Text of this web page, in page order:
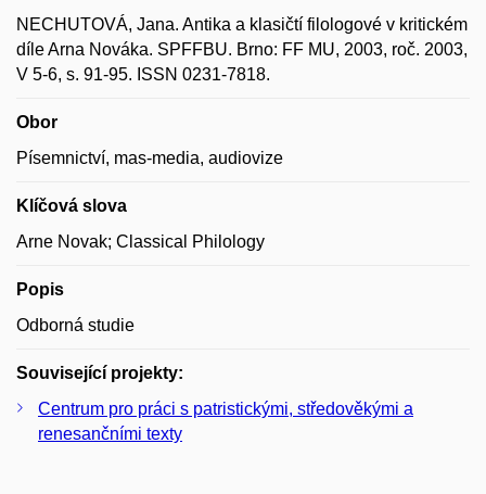
NECHUTOVÁ, Jana. Antika a klasičtí filologové v kritickém
díle Arna Nováka. SPFFBU. Brno: FF MU, 2003, roč. 2003,
V 5-6, s. 91-95. ISSN 0231-7818.
Obor
Písemnictví, mas-media, audiovize
Klíčová slova
Arne Novak; Classical Philology
Popis
Odborná studie
Související projekty:
Centrum pro práci s patristickými, středověkými a
renesančními texty